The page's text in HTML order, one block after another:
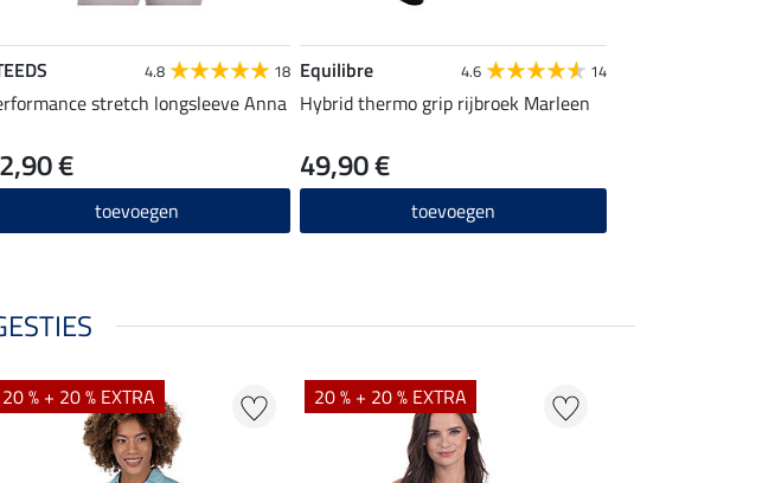
4.8 18
stretch longsleeve Anna
€
toevoegen
Equilibre 4.6 14
Hybrid thermo grip rijbroek Marleen
49,90 €
toevoegen
20 % + 20 % EXTRA 20 % + 20 % EXTRA